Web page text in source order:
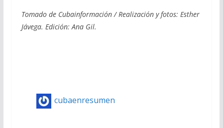
Tomado de Cubainformación / Realización y fotos: Esther
Jávega. Edición: Ana Gil.
cubaenresumen